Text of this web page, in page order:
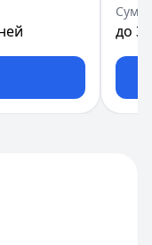
до